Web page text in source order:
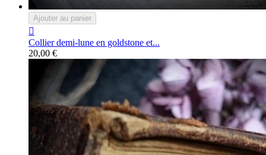
Ajouter au panier

Collier demi-lune en goldstone et...
20,00 €